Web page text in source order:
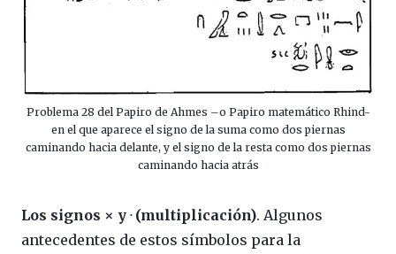
Problema 28 del Papiro de Ahmes –o Papiro matemático Rhind-
en el que aparece el signo de la suma como dos piernas
caminando hacia delante, y el signo de la resta como dos piernas
caminando hacia atrás
Los signos × y ·(multiplicación). Algunos
antecedentes de estos símbolos para la